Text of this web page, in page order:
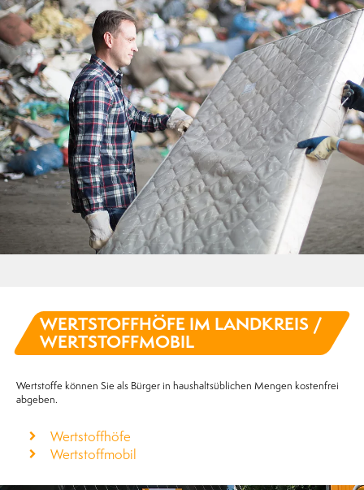
WERTSTOFF­HÖFE IM LANDKREIS /
WERTSTOFF­MOBIL
Wertstoffe können Sie als Bürger in haushaltsüblichen Mengen kostenfrei
abgeben.
Wertstoffhöfe
Wertstoffmobil